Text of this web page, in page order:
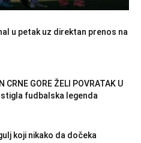
u petak uz direktan prenos na
CRNE GORE ŽELI POVRATAK U
stigla fudbalska legenda
koji nikako da dočeka